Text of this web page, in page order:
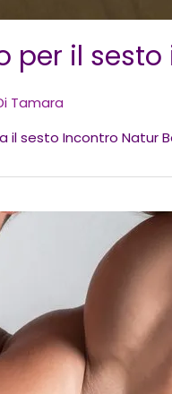
per il
Tamara
il sesto Incontro